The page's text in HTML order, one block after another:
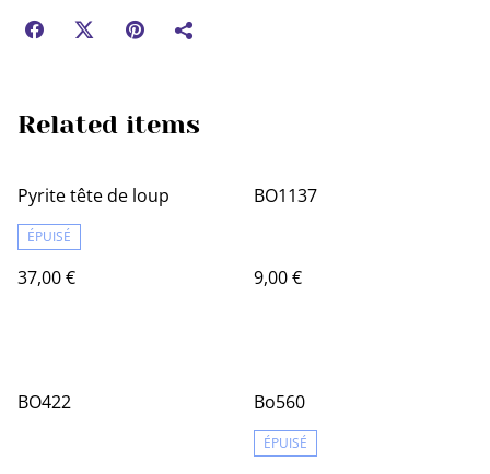
Related items
Pyrite tête de loup
ÉPUISÉ
37,00 €
BO1137
9,00 €
BO422 Bo560
ÉPUISÉ